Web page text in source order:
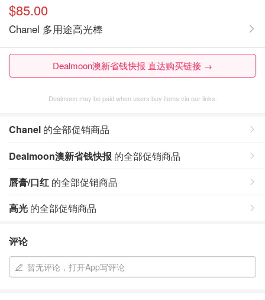
$85.00
Chanel 多用途高光棒
Dealmoon澳新省钱快报 直达购买链接 →
Dealmoon may be paid when users buy items via our links.
Chanel 的全部促销商品
Dealmoon澳新省钱快报 的全部促销商品
唇膏/口红 的全部促销商品
高光 的全部促销商品
评论
暂无评论，打开App写评论